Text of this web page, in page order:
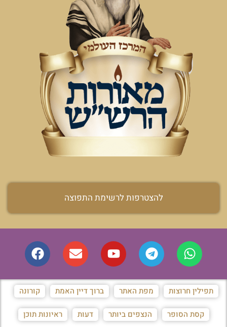
להצטרפות לרשימת התפוצה
תפילין חרוצות מפת האתר ברוך דיין האמת קורונה
קסת הסופר הנצפים ביותר דעות ראיונות תוכן